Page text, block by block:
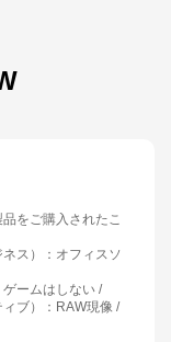
をご購入されたこ
ス）
： オフィスソ
ゲームはしない
ブ）
： RAW現像 /